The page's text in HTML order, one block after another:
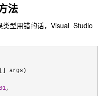
法
类型用错的话，Visual Studio